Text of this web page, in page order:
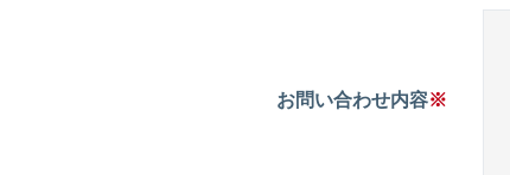
お問い合わせ内容※